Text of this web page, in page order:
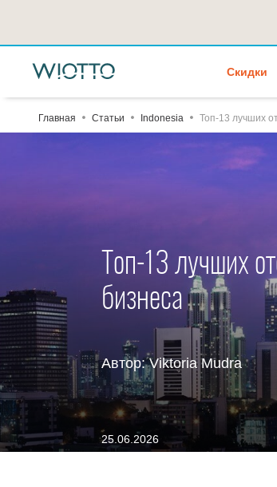
Скидки
Главная Статьи Indonesia Топ-13 лучших
Топ-13 лучших
бизнеса
Автор: Viktoria Mudra
25.06.2026